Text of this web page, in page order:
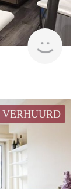
VERHUURD